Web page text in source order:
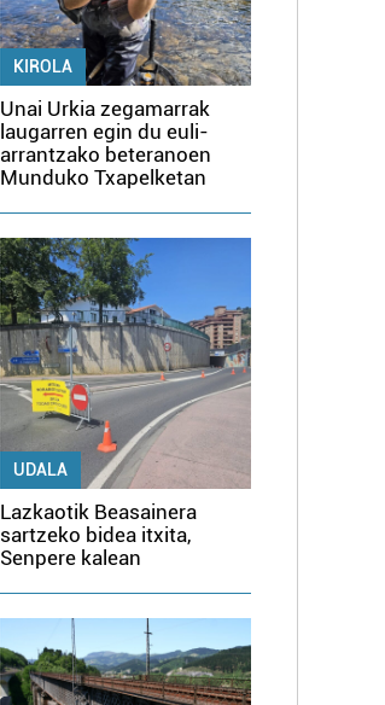
KIROLA
Unai Urkia zegamarrak
laugarren egin du euli-
arrantzako beteranoen
Munduko Txapelketan
UDALA
Lazkaotik Beasainera
sartzeko bidea itxita,
Senpere kalean